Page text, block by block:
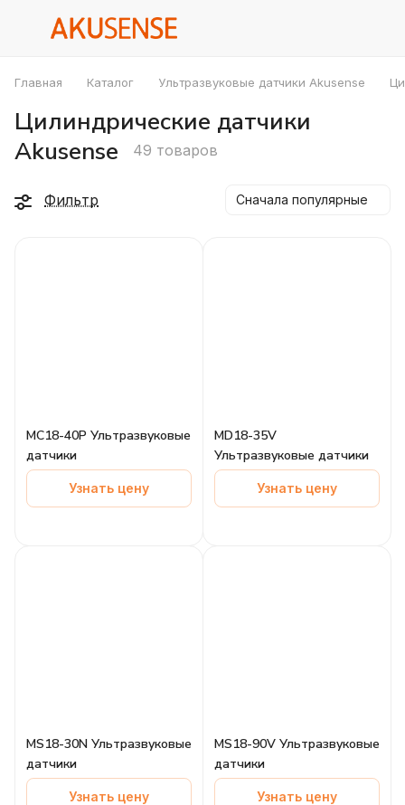
Главная Каталог Ультразвуковые датчики Akusense
Цилиндрические датчики
Akusense
49 товаров
Фильтр Сначала популярные
MC18-40P Ультразвуковые
датчики
Узнать цену
MD18-35V
Ультразвуковые датчики
Узнать цену
MS18-30N Ультразвуковые
датчики
Узнать цену
MS18-90V Ультразвуковые
датчики
Узнать цену